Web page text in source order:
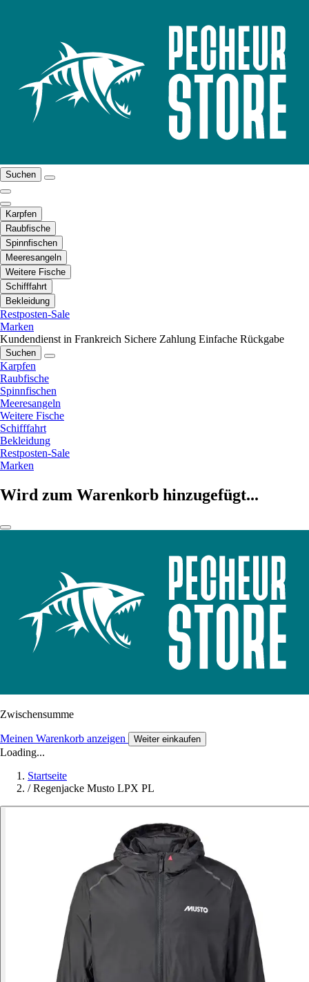
Suchen
Karpfen
Raubfische
Spinnfischen
Meeresangeln
Weitere Fische
Schifffahrt
Bekleidung
Restposten-Sale
Marken
Kundendienst in Frankreich Sichere Zahlung Einfache Rückgabe
Suchen
Karpfen
Raubfische
Spinnfischen
Meeresangeln
Weitere Fische
Schifffahrt
Bekleidung
Restposten-Sale
Marken
Wird zum Warenkorb hinzugefügt...
Zwischensumme
Meinen Warenkorb anzeigen Weiter einkaufen
Loading...
Startseite
/ Regenjacke Musto LPX PL